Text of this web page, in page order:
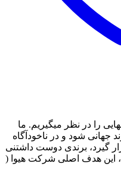
را در نظر میگیریم. ما
جهانی شود و در ناخودآگاه
گیرد، برندی دوست داشتنی
، این هدف اصلی شرکت هیوا (